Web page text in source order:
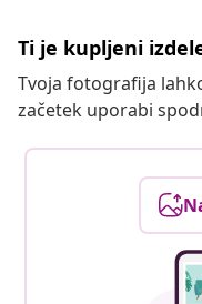
Ti je kupljeni
Tvoja fotografija
začetek uporabi